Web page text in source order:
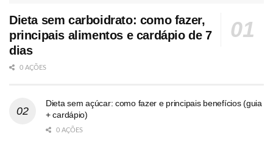
Dieta sem carboidrato: como fazer,
principais alimentos e cardápio de 7
dias
0 AÇÕES
Dieta sem açúcar: como fazer e principais benefícios (guia
+ cardápio)
0 AÇÕES